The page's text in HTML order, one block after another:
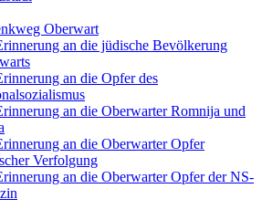
Oberwart
an die jüdische Bevölkerung
an die Opfer des
an die Oberwarter Romnija und
an die Oberwarter Opfer
Verfolgung
an die Oberwarter Opfer der NS-